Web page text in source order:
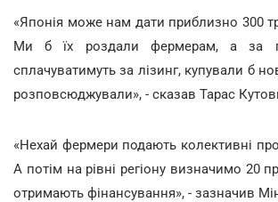
«Японія може нам дати приблизно 300
Ми б їх роздали фермерам, а за
сплачуватимуть за лізинг, купували б
розповсюджували», - сказав Тарас
«Нехай фермери подають колективні
А потім на рівні регіону визначимо 20
отримають фінансування», - зазначив